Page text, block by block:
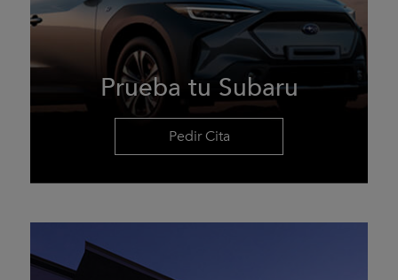
Prueba tu Subaru
Pedir Cita